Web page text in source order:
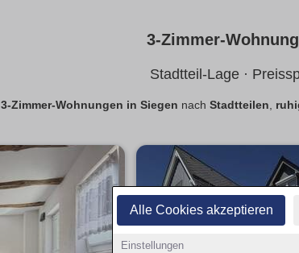
Alle Cookies akzeptieren
Einstellungen
3-Zimmer-
Stadtteil-Lage ·
3-Zimmer-Wohnungen in Siegen nach Stadtteilen,